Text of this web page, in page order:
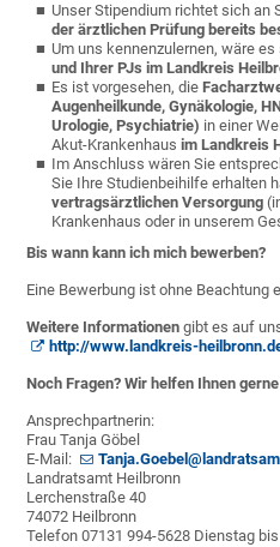
Unser Stipendium richtet sich an
der ärztlichen Prüfung bereits
Um uns kennenzulernen, wäre
und Ihrer PJs im Landkreis
Es ist vorgesehen, die
Augenheilkunde, Gynäkologie,
Urologie, Psychiatrie) in einer
Akut-Krankenhausim Landkreis
Im Anschluss wären Sie
Sie Ihre Studienbeihilfe erhalten
vertragsärztlichen Versorgung
Krankenhaus oder in unserem
Bis wann kann ich mich bewerben?
Eine Bewerbung ist ohne Beachtung
Weitere Informationen gibt es auf
http://www.landkreis-
Noch Fragen? Wir helfen Ihnen
Ansprechpartnerin:
Frau Tanja Göbel
E-Mail:
Landratsamt Heilbronn
Lerchenstraße 40
74072 Heilbronn
Telefon 07131 994-5628 Dienstag